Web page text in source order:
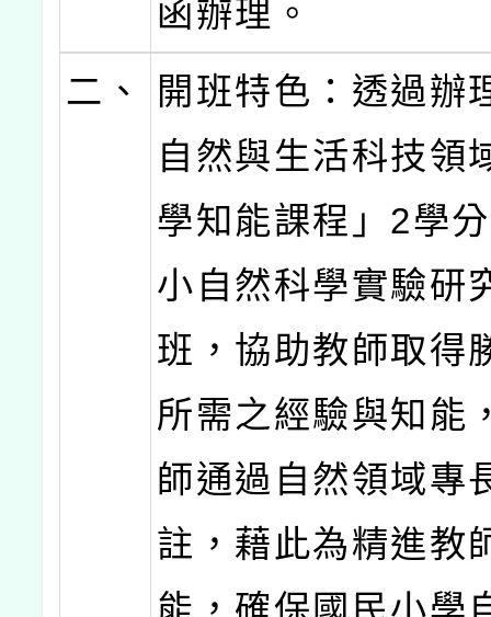
函辦理。
二、
開班特色：透過辦
自然與生活科技領
學知能課程」2學
小自然科學實驗研
班，協助教師取得
所需之經驗與知能
師通過自然領域專
註，藉此為精進教
能，確保國民小學